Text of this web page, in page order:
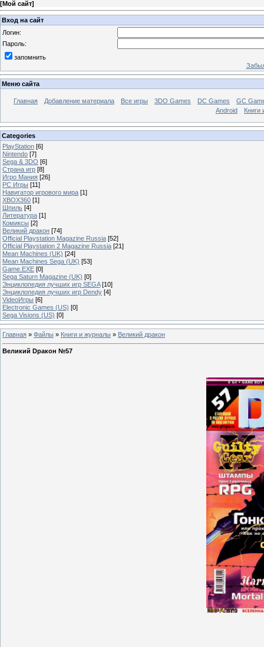
[Мой сайт]
Вход на сайт
Логин:
Пароль:
запомнить
Меню сайта
Главная Добавление материала Все игры 3DO Games DC Games
GC
Android
Книги
Categories
PlayStation [6]
Nintendo [7]
Sega & 3DO [6]
Страна игр [8]
Игро Мания [26]
PC Игры [11]
Навигатор игрового мира [1]
XBOX360 [1]
Шпиль [4]
Литература [1]
Комиксы [2]
Великий дракон [74]
Official Playstation Magazine Russia [52]
Official Playstation 2 Magazine Russia [21]
Mean Machines (UK) [24]
Mean Machines Sega (UK) [53]
Game.EXE [0]
Sega Saturn Magazine (UK) [0]
Энциклопедия лучших игр SEGA [10]
Энциклопедия лучших игр Dendy [4]
VideoИгры [6]
Electronic Games (US) [0]
Sega Visions (US) [0]
Главная » Файлы » Книги и журналы » Великий дракон
Великий Dракон №57